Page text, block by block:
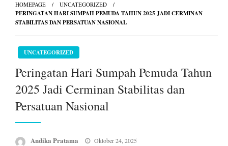
HOMEPAGE UNCATEGORIZED
PERINGATAN HARI SUMPAH PEMUDA TAHUN 2025 JADI CERMINAN
STABILITAS DAN PERSATUAN NASIONAL
UNCATEGORIZED
Peringatan Hari Sumpah Pemuda Tahun
2025 Jadi Cerminan Stabilitas dan
Persatuan Nasional
Andika Pratama
Posted
Oktober 24, 2025